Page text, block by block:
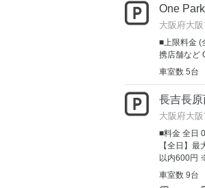
One
大阪府大
■上限料金 (
携店舗など
車室数 5台
長吉長原
大阪府大
■料金 全日
【全日】
以内600円
車室数 9台